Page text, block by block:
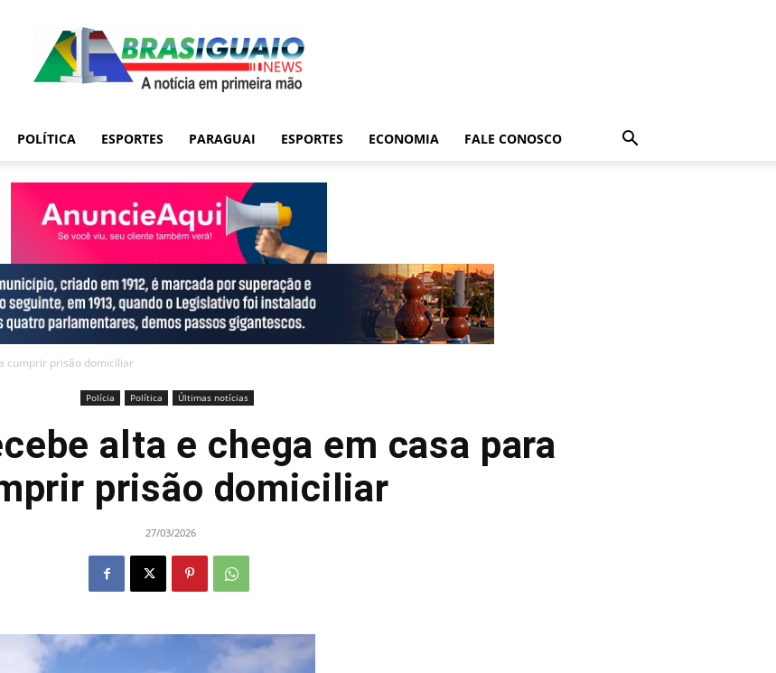
POLÍTICA ESPORTES PARAGUAI ESPORTES ECONOMIA FALE CONOSCO
cumprir prisão domiciliar
Polícia Política Últimas notícias
alta e chega em casa para
prisão domiciliar
27/03/2026